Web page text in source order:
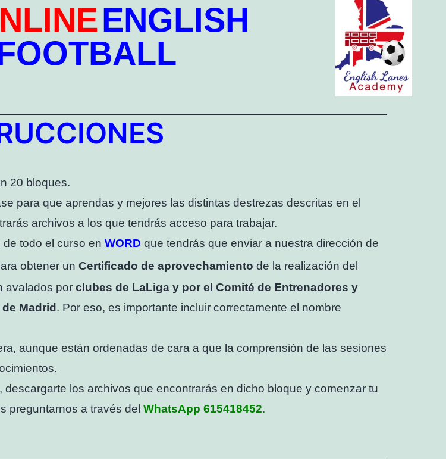
ENGLISH
20 bloques.
para que aprendas y mejores las distintas destrezas descritas en el
archivos a los que tendrás acceso para trabajar.
todo el curso en WORD que tendrás que enviar a nuestra dirección de
obtener un Certificado de aprovechamiento de la realización del
avalados por clubes de LaLiga y por el Comité de Entrenadores y
Madrid. Por eso, es importante incluir correctamente el nombre
aunque están ordenadas de cara a que la comprensión de las sesiones
los archivos que encontrarás en dicho bloque y comenzar tu
preguntarnos a través del WhatsApp 615418452.